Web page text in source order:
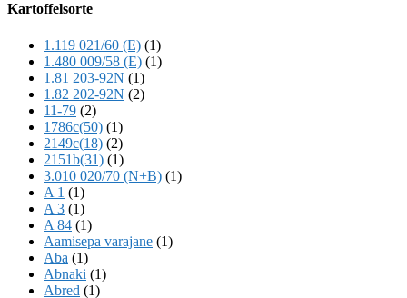
Content
Kartoffelsorte
1.119 021/60 (E) (1)
1.480 009/58 (E) (1)
1.81 203-92N (1)
1.82 202-92N (2)
11-79 (2)
1786c(50) (1)
2149c(18) (2)
2151b(31) (1)
3.010 020/70 (N+B) (1)
A 1 (1)
A 3 (1)
A 84 (1)
Aamisepa varajane (1)
Aba (1)
Abnaki (1)
Abred (1)